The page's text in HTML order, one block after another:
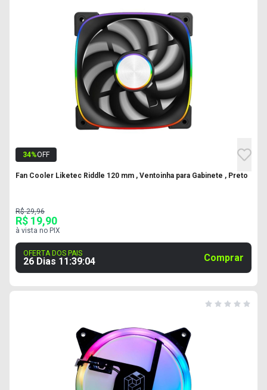
34%OFF
Fan Cooler Liketec Riddle 120 mm , Ventoinha para Gabinete , Preto
R$ 29,96
R$ 19,90
à vista no PIX
OFERTA DOS PAIS
26 Dias 11:39:03 Comprar